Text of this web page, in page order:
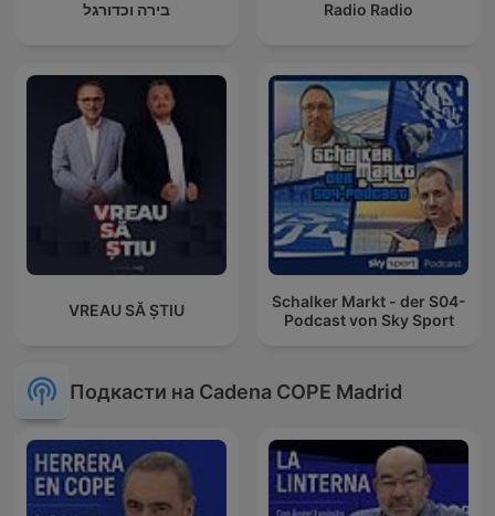
בירה וכדורגל Radio Radio
VREAU SĂ ȘTIU
Schalker Markt - der S04-
Podcast von Sky Sport
Подкасти на Cadena COPE Madrid